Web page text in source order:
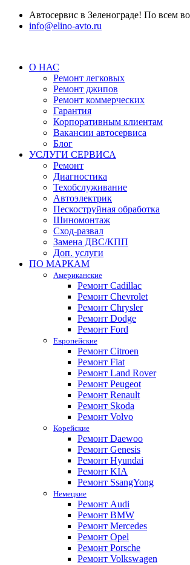
Автосервис в Зеленограде! По всем
info@elino-avto.ru
О НАС
Ремонт легковых
Ремонт джипов
Ремонт коммерческих
Гарантия
Корпоративным клиентам
Вакансии автосервиса
Блог
УСЛУГИ СЕРВИСА
Ремонт
Диагностика
Техобслуживание
Автоэлектрик
Пескоструйная обработка
Шиномонтаж
Сход-развал
Замена ДВС/КПП
Доп. услуги
ПО МАРКАМ
Американские
Ремонт Cadillac
Ремонт Chevrolet
Ремонт Chrysler
Ремонт Dodge
Ремонт Ford
Европейские
Ремонт Citroen
Ремонт Fiat
Ремонт Land Rover
Ремонт Peugeot
Ремонт Renault
Ремонт Skoda
Ремонт Volvo
Корейские
Ремонт Daewoo
Ремонт Genesis
Ремонт Hyundai
Ремонт KIA
Ремонт SsangYong
Немецкие
Ремонт Audi
Ремонт BMW
Ремонт Mercedes
Ремонт Opel
Ремонт Porsche
Ремонт Volkswagen